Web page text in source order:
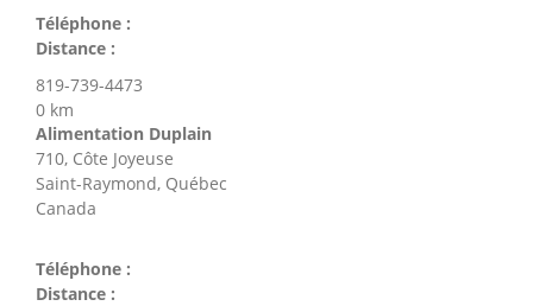
Téléphone :
Distance :
819-739-4473
0 km
Alimentation Duplain
710, Côte Joyeuse
Saint-Raymond, Québec
Canada
Téléphone :
Distance :